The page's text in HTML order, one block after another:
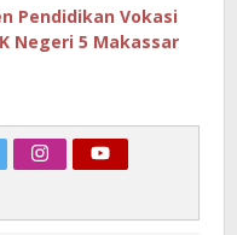
Pendidikan Vokasi
Negeri 5 Makassar